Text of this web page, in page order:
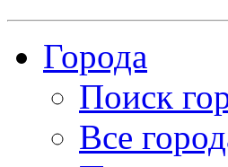
Города
Поиск
Все